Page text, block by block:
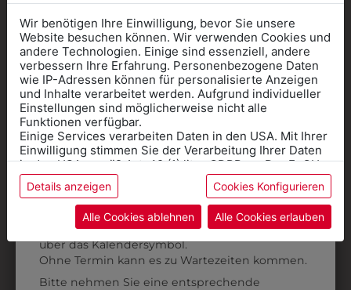
34503001A
ARBEITSMANTEL
LANGARM
€ 41,90
31249201
ARBEITSMANTEL
€ 57,90
Wir benötigen Ihre Einwilligung, bevor Sie unsere
Website besuchen können. Wir verwenden Cookies und
andere Technologien. Einige sind essenziell, andere
verbessern Ihre Erfahrung. Personenbezogene Daten
wie IP-Adressen können für personalisierte Anzeigen
und Inhalte verarbeitet werden. Aufgrund individueller
Einstellungen sind möglicherweise nicht alle
Funktionen verfügbar.
Einige Services verarbeiten Daten in den USA. Mit Ihrer
Einwilligung stimmen Sie der Verarbeitung Ihrer Daten
in den USA gemäß Art. 49 (1) lit. a GDPR zu. Der EuGH
stuft die USA als Land mit unzureichendem Datenschutz
ein, und es besteht das Risiko, dass US-Behörden
Daten ohne Klagemöglichkeit für Europäer überwachen.
Datenschutzerklärungbzw. im
Details anzeigen Cookies Konfigurieren
Alle Cookies ablehnen Alle Cookies erlauben
Informationen wenn Sie
Kleidung
für die SCHULE
benötigen
Online Shop: Klick auf SCHULE in der
Kategorie und die richtige Schule auswählen.
AnprobeVorort im Geschäft: Termin buchen
über das Kalendersymbol.
Ohne Termin kann es zu Wartezeiten kommen.
Bitte nehmen Sie eine entsprechende